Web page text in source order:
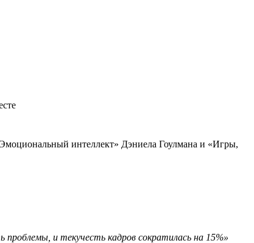
интеллект» Дэниела Гоулмана и «Игры,
проблемы, и текучесть кадров сократилась на 15%»